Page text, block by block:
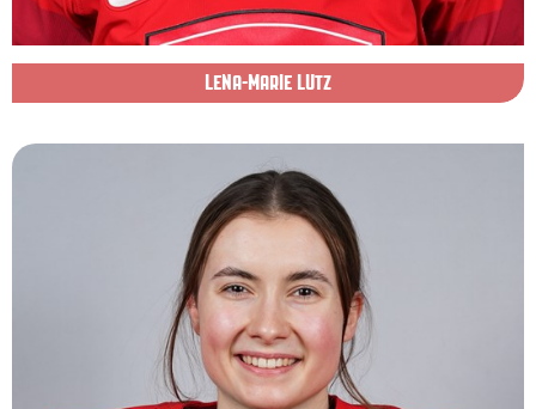
LENA-MARIE LUTZ